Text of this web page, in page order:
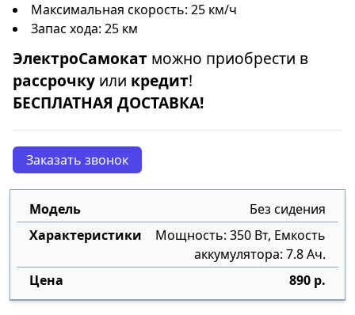
Максимальная скорость: 25 км/ч
Запас хода: 25 км
ЭлектроСамокат можно приобрести в
рассрочку или кредит!
БЕСПЛАТНАЯ ДОСТАВКА!
Заказать звонок
Без сидения
Мощность: 350 Вт, Емкость
аккумулятора: 7.8 Ач.
890 р.